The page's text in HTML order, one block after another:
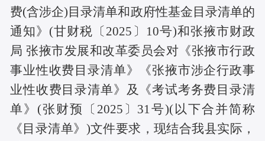
费(含涉企)目录清单和政府性基金目录清单的
通知》(甘财税〔2025〕10号)和张掖市财政
局 张掖市发展和改革委员会对《张掖市行政
事业性收费目录清单》《张掖市涉企行政事
业性收费目录清单》及《考试考务费目录清
单》(张财预〔2025〕31号)(以下合并简称
《目录清单》)文件要求，现结合我县实际，